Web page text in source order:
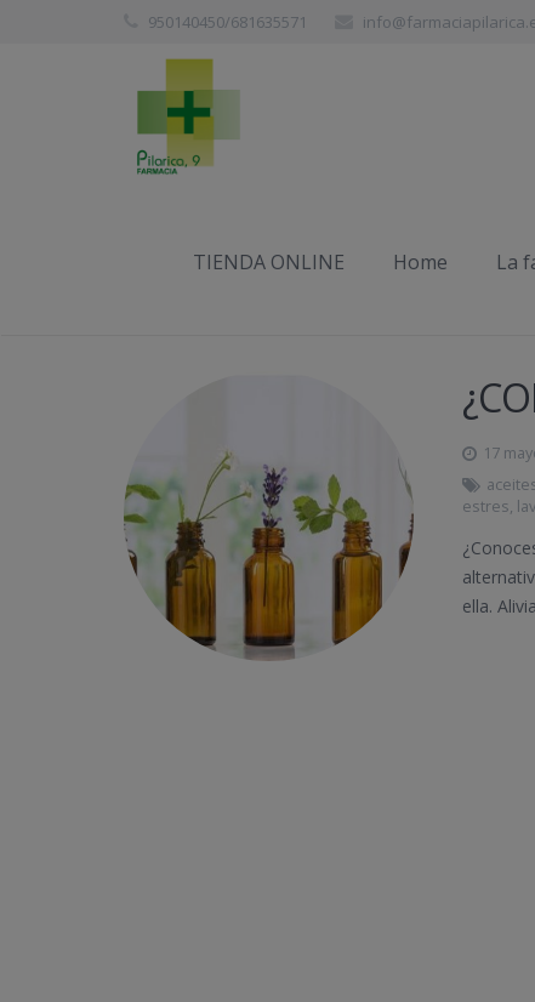
950140450/681635571
TIENDA ONLINE Home La
Etiqueta:lavanda
17
estres,
ella.